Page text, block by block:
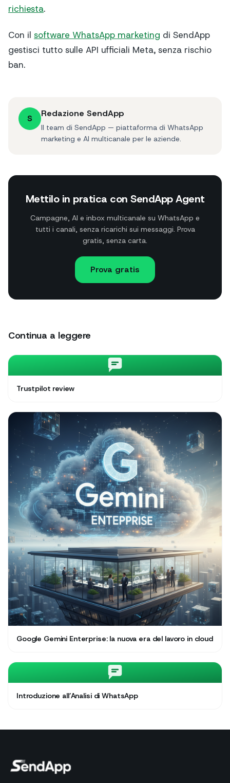
richiesta.
Con il software WhatsApp marketing di SendApp
gestisci tutto sulle API ufficiali Meta, senza rischio
ban.
S Redazione SendApp
Il team di SendApp — piattaforma di WhatsApp
marketing e AI multicanale per le aziende.
Mettilo in pratica con SendApp Agent
Campagne, AI e inbox multicanale su WhatsApp e
tutti i canali, senza ricarichi sui messaggi. Prova
gratis, senza carta.
Prova gratis
Continua a leggere
Trustpilot review
Google Gemini Enterprise: la nuova era del lavoro in cloud
Introduzione all’Analisi di WhatsApp